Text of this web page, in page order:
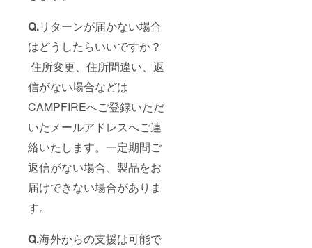
Q.リターンが届かない場合
はどうしたらいいですか？
住所変更、住所間違い、返
信がない場合などは
CAMPFIREへご登録いただ
いたメールアドレスへご連
絡いたします。一定期間ご
返信がない場合、製品をお
届けできない場合がありま
す。
Q.海外からの支援は可能で